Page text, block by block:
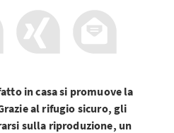
in casa si promuove la
al rifugio sicuro, gli
sulla riproduzione, un